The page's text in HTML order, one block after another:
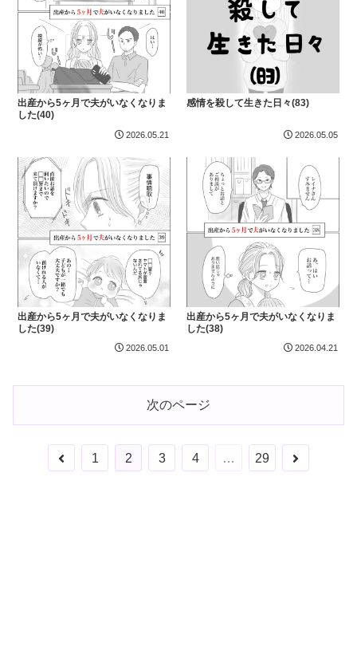
出産から5ヶ月で夫がいなくなりま
した(40)
2026.05.21
感情を殺して生きた日々(83)
2026.05.05
出産から5ヶ月で夫がいなくなりま
した(39)
2026.05.01
出産から5ヶ月で夫がいなくなりま
した(38)
2026.04.21
次のページ
前
1 2 3 4 … 29
次